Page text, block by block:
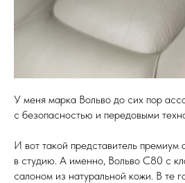
У меня марка Вольво до сих пор
с безопасностью и передовыми
И вот такой представитель премиум
в студию. А именно, Вольво С80 с
салоном из натуральной кожи. В те